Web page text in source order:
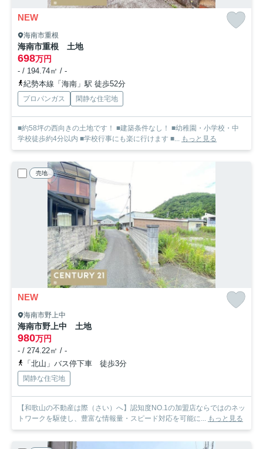
NEW
海南市重根
海南市重根 土地
698万円
- / 194.74㎡ / -
紀勢本線「海南」駅 徒歩52分
プロパンガス 閑静な住宅地
■約58坪の西向きの土地です！ ■建築条件なし！ ■幼稚園・小学校・中
学校徒歩約4分以内 ■学校行事にも楽に行けます ■... もっと見る
売地
NEW
海南市野上中
海南市野上中 土地
980万円
- / 274.22㎡ / -
「北山」バス停下車 徒歩3分
閑静な住宅地
【和歌山の不動産は際（さい）へ】認知度NO.1の加盟店ならではのネッ
トワークを駆使し、豊富な情報量・スピード対応を可能に... もっと見る